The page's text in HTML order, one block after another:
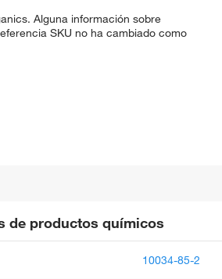
Alguna información sobre
SKU no ha cambiado como
de productos químicos
10034-85-2